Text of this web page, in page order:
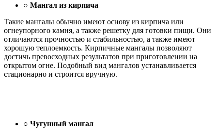
○ Мангал из кирпича
Такие мангалы обычно имеют основу из кирпича или
огнеупорного камня, а также решетку для готовки пищи. Они
отличаются прочностью и стабильностью, а также имеют
хорошую теплоемкость. Кирпичные мангалы позволяют
достичь превосходных результатов при приготовлении на
открытом огне. Подобный вид мангалов устанавливается
стационарно и строится вручную.
○ Чугунный мангал